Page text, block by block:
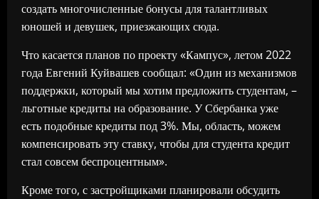
создать многочисленные бонусы для талантливых
юношей и девушек, приезжающих сюда.
Что касается планов по проекту «Кампус», летом 2022
года Евгений Куйвашев сообщал: «Один из механизмов
поддержки, который мы хотим предложить студентам, –
льготные кредиты на образование. У Сбербанка уже
есть подобные кредиты под 3%. Мы, область, можем
компенсировать эту ставку, чтобы для студента кредит
стал совсем беспроцентным».
Кроме того, с застройщиками планировали обсудить